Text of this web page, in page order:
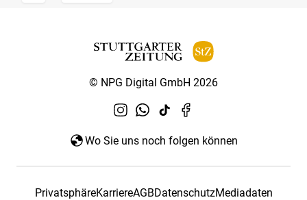
© NPG Digital GmbH 2026
Wo Sie uns noch folgen können
PrivatsphäreKarriereAGBDatenschutzMediadaten